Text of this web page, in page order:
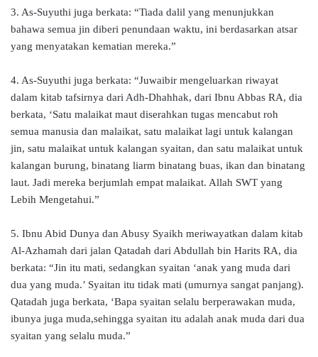
3. As-Suyuthi juga berkata: “Tiada dalil yang menunjukkan
bahawa semua jin diberi penundaan waktu, ini berdasarkan atsar
yang menyatakan kematian mereka.”
4. As-Suyuthi juga berkata: “Juwaibir mengeluarkan riwayat
dalam kitab tafsirnya dari Adh-Dhahhak, dari Ibnu Abbas RA, dia
berkata, ‘Satu malaikat maut diserahkan tugas mencabut roh
semua manusia dan malaikat, satu malaikat lagi untuk kalangan
jin, satu malaikat untuk kalangan syaitan, dan satu malaikat untuk
kalangan burung, binatang liarm binatang buas, ikan dan binatang
laut. Jadi mereka berjumlah empat malaikat. Allah SWT yang
Lebih Mengetahui.”
5. Ibnu Abid Dunya dan Abusy Syaikh meriwayatkan dalam kitab
Al-Azhamah dari jalan Qatadah dari Abdullah bin Harits RA, dia
berkata: “Jin itu mati, sedangkan syaitan ‘anak yang muda dari
dua yang muda.’ Syaitan itu tidak mati (umurnya sangat panjang).
Qatadah juga berkata, ‘Bapa syaitan selalu berperawakan muda,
ibunya juga muda,sehingga syaitan itu adalah anak muda dari dua
syaitan yang selalu muda.”